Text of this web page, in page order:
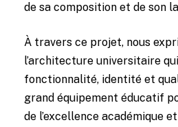
de sa composition et de son
À travers ce projet, nous
l’architecture universitaire
fonctionnalité, identité et
grand équipement éducatif
de l’excellence académique